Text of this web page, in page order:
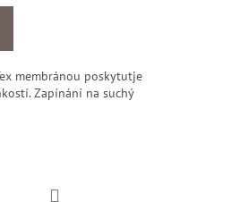
membránou poskytutje
Zapínání na suchý